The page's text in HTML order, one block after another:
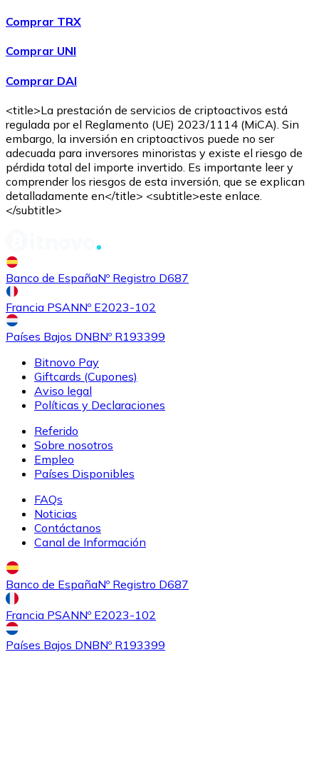
Comprar TRX
Comprar UNI
Comprar DAI
<title>La prestación de servicios de criptoactivos está
regulada por el Reglamento (UE) 2023/1114 (MiCA). Sin
embargo, la inversión en criptoactivos puede no ser
adecuada para inversores minoristas y existe el riesgo de
pérdida total del importe invertido. Es importante leer y
comprender los riesgos de esta inversión, que se explican
detalladamente en</title> <subtitle>este enlace.
</subtitle>
Banco de EspañaNº Registro D687
Francia PSANNº E2023-102
Países Bajos DNBNº R193399
Bitnovo Pay
Giftcards (Cupones)
Aviso legal
Políticas y Declaraciones
Referido
Sobre nosotros
Empleo
Países Disponibles
FAQs
Noticias
Contáctanos
Canal de Información
Banco de EspañaNº Registro D687
Francia PSANNº E2023-102
Países Bajos DNBNº R193399